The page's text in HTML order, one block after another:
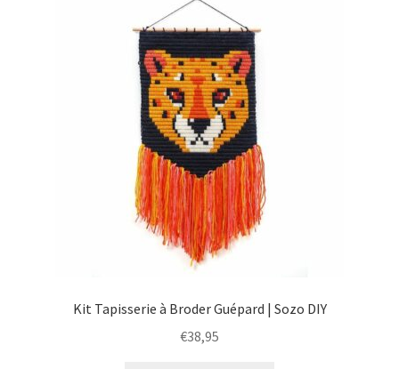
Kit Tapisserie à Broder Guépard | Sozo DIY
€38,95